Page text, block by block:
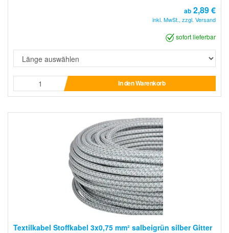
ab 2,89 €
inkl. MwSt., zzgl. Versand
sofort lieferbar
In den Warenkorb
Textilkabel Stoffkabel 3x0,75 mm² salbeigrün silber Gitter